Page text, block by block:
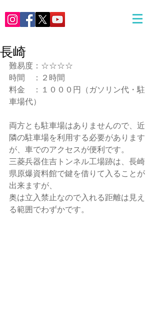
長崎
難易度：☆☆☆☆
時間　：２時間
料金　：１０００円（ガソリン代・駐
車場代）
両方とも駐車場はありませんので、近
隣の駐車場を利用する必要があります
が、車でのアクセスが便利です。
三菱兵器住吉トンネル工場跡は、長崎
県原爆資料館で鍵を借りて入ることが
出来ますが、
奥は立入禁止なので入れる距離は見え
る範囲でわずかです。